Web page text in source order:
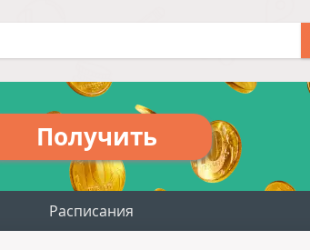
Получить
Расписания